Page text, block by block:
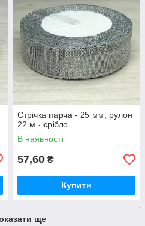
Стрічка парча - 25 мм, рулон
22 м - срібло
В наявності
57,60 ₴
Купити
ще